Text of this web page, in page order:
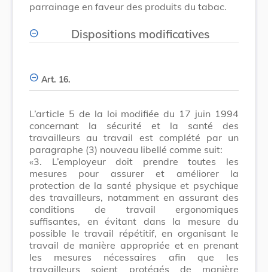
parrainage en faveur des produits du tabac.
Dispositions modificatives
Art. 16.
L’article 5 de la loi modifiée du 17 juin 1994
concernant la sécurité et la santé des
travailleurs au travail est complété par un
paragraphe (3) nouveau libellé comme suit:
«3. L’employeur doit prendre toutes les
mesures pour assurer et améliorer la
protection de la santé physique et psychique
des travailleurs, notamment en assurant des
conditions de travail ergonomiques
suffisantes, en évitant dans la mesure du
possible le travail répétitif, en organisant le
travail de manière appropriée et en prenant
les mesures nécessaires afin que les
travailleurs soient protégés de manière